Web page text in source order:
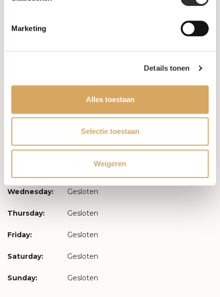
Marketing
Details tonen
Alles toestaan
Selectie toestaan
Weigeren
Monday: Gesloten
Wednesday: Gesloten
Thursday: Gesloten
Friday: Gesloten
Saturday: Gesloten
Sunday: Gesloten